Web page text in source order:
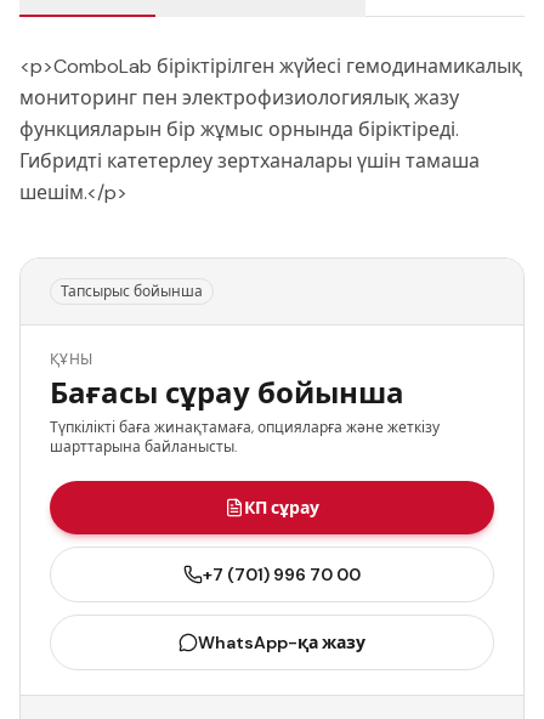
<p>ComboLab біріктірілген жүйесі гемодинамикалық
мониторинг пен электрофизиологиялық жазу
функцияларын бір жұмыс орнында біріктіреді.
Гибридті катетерлеу зертханалары үшін тамаша
шешім.</p>
Тапсырыс бойынша
ҚҰНЫ
Бағасы сұрау бойынша
Түпкілікті баға жинақтамаға, опцияларға және жеткізу
шарттарына байланысты.
КП сұрау
+7 (701) 996 70 00
WhatsApp-қа жазу